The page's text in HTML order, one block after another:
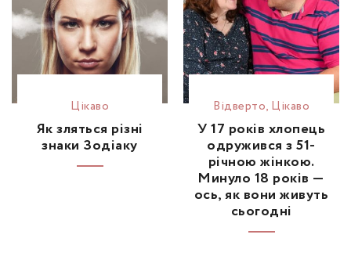
Цікаво
Як зляться різні
знаки Зодіаку
Відвертo, Цікаво
У 17 років хлопець
одружився з 51-
річною жінкою.
Минуло 18 років —
ось, як вони живуть
сьогодні